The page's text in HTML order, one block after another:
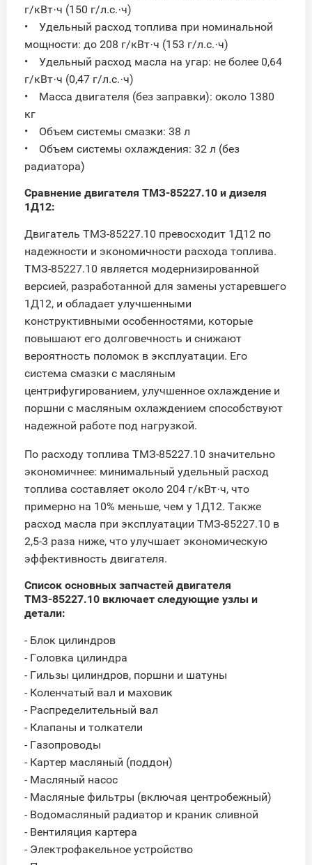
г/кВт·ч (150 г/л.с.·ч)
• Удельный расход топлива при номинальной
мощности: до 208 г/кВт·ч (153 г/л.с.·ч)
• Удельный расход масла на угар: не более 0,64
г/кВт·ч (0,47 г/л.с.·ч)
• Масса двигателя (без заправки): около 1380
кг
• Объем системы смазки: 38 л
• Объем системы охлаждения: 32 л (без
радиатора)
Сравнение двигателя ТМЗ-85227.10 и дизеля
1Д12:
Двигатель ТМЗ-85227.10 превосходит 1Д12 по
надежности и экономичности расхода топлива.
ТМЗ-85227.10 является модернизированной
версией, разработанной для замены устаревшего
1Д12, и обладает улучшенными
конструктивными особенностями, которые
повышают его долговечность и снижают
вероятность поломок в эксплуатации. Его
система смазки с масляным
центрифугированием, улучшенное охлаждение и
поршни с масляным охлаждением способствуют
надежной работе под нагрузкой.
По расходу топлива ТМЗ-85227.10 значительно
экономичнее: минимальный удельный расход
топлива составляет около 204 г/кВт·ч, что
примерно на 10% меньше, чем у 1Д12. Также
расход масла при эксплуатации ТМЗ-85227.10 в
2,5-3 раза ниже, что улучшает экономическую
эффективность двигателя.
Список основных запчастей двигателя
ТМЗ-85227.10 включает следующие узлы и
детали:
- Блок цилиндров
- Головка цилиндра
- Гильзы цилиндров, поршни и шатуны
- Коленчатый вал и маховик
- Распределительный вал
- Клапаны и толкатели
- Газопроводы
- Картер масляный (поддон)
- Масляный насос
- Масляные фильтры (включая центробежный)
- Водомасляный радиатор и краник сливной
- Вентиляция картера
- Электрофакельное устройство